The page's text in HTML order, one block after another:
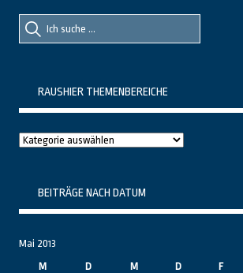
Suche
nach::
Suche
nach:
RAUSHIER THEMENBEREICHE
Raushier
BEITRÄGE NACH DATUM
Mai 2013
M
D M D F